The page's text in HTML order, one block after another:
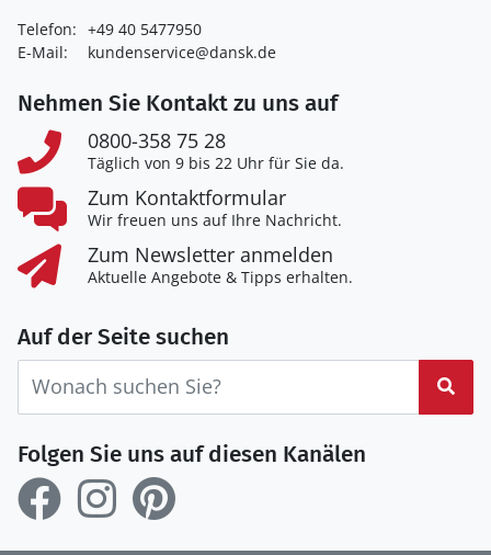
Telefon: +49 40 5477950
E-Mail:
kundenservice@dansk.de
Nehmen Sie Kontakt zu uns auf
0800-358 75 28
Täglich von 9 bis 22 Uhr für Sie da.
Zum Kontaktformular
Wir freuen uns auf Ihre Nachricht.
Zum Newsletter anmelden
Aktuelle Angebote & Tipps erhalten.
Auf der Seite suchen
Folgen Sie uns auf diesen Kanälen